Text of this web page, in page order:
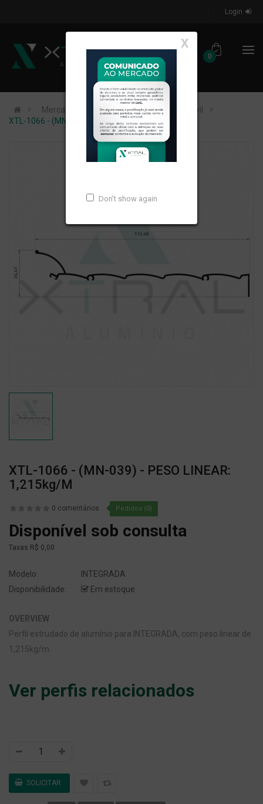
Login
0
X
Don't show again
Mercados de Atuação
Construção Civil
XTL-1066 - (MN-039) - PESO LINEAR: 1,215kg/m
XTL-1066 - (MN-039) - PESO LINEAR:
1,215kg/m
0 comentários Pedidos (0)
Disponível sob consulta
Taxas R$ 0,00
Modelo:
INTEGRADA
Disponibilidade:
Em estoque
OVERVIEW
Perfil extrudado de alumínio para INTEGRADA, com peso linear de
1,215kg/m.
Ver perfis relacionados